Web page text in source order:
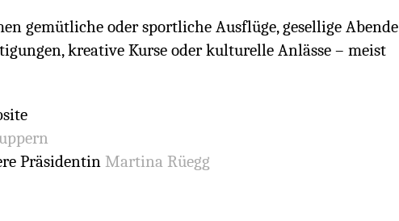
gemütliche oder sportliche Ausflüge, gesellige Abende
kreative Kurse oder kulturelle Anlässe – meist
Präsidentin Martina Rüegg